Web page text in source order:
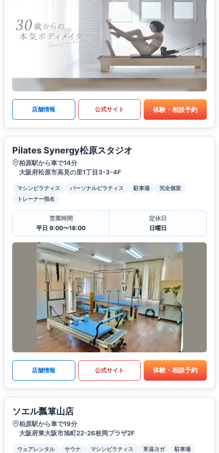
店舗情報 公式サイト 体験・相談予約
Pilates Synergy松原スタジオ
柏原駅から車で14分
大阪府松原市高見の里1丁目3-3-4F
マシンピラティス パーソナルピラティス 駐車場
完全個室
トレーナー指名
営業時間
平日 9:00〜18:00
定休日
日曜日
店舗情報 公式サイト 体験・相談予約
ソエル瓢箪山店
柏原駅から車で19分
大阪府東大阪市旭町22-26枚岡プラザ2F
ウェアレンタル サウナ マシンピラティス 常温ヨガ
駐車場